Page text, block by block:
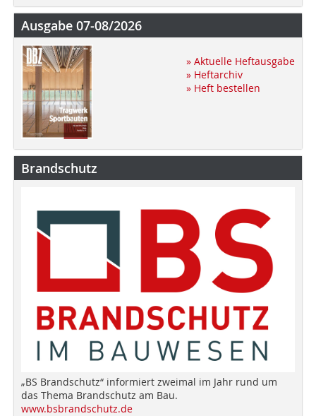
Ausgabe 07-08/2026
» Aktuelle Heftausgabe
» Heftarchiv
» Heft bestellen
Brandschutz
„BS Brandschutz“ informiert zweimal im Jahr rund um
das Thema Brandschutz am Bau.
www.bsbrandschutz.de